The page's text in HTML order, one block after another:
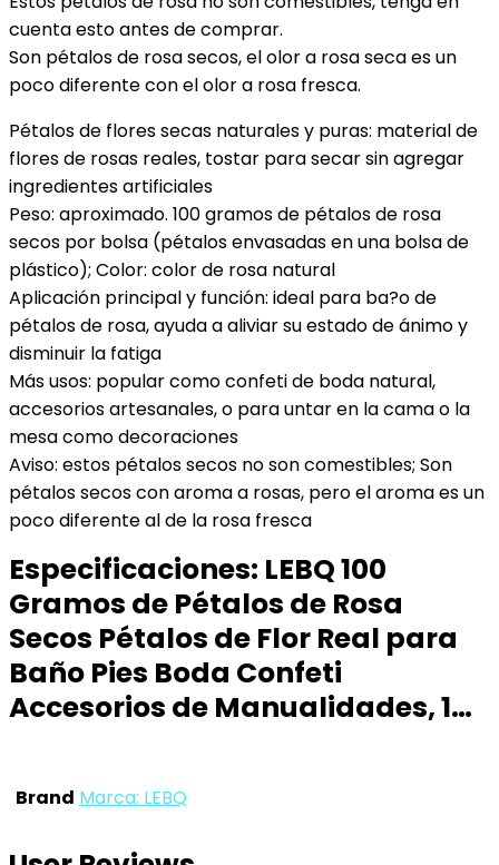
cuenta esto antes de comprar.
Son pétalos de rosa secos, el olor a rosa seca es un
poco diferente con el olor a rosa fresca.
Pétalos de flores secas naturales y puras: material de
flores de rosas reales, tostar para secar sin agregar
ingredientes artificiales
Peso: aproximado. 100 gramos de pétalos de rosa
secos por bolsa (pétalos envasadas en una bolsa de
plástico); Color: color de rosa natural
Aplicación principal y función: ideal para ba?o de
pétalos de rosa, ayuda a aliviar su estado de ánimo y
disminuir la fatiga
Más usos: popular como confeti de boda natural,
accesorios artesanales, o para untar en la cama o la
mesa como decoraciones
Aviso: estos pétalos secos no son comestibles; Son
pétalos secos con aroma a rosas, pero el aroma es un
poco diferente al de la rosa fresca
Especificaciones: LEBQ 100
Gramos de Pétalos de Rosa
Secos Pétalos de Flor Real para
Baño Pies Boda Confeti
Accesorios de Manualidades, 1…
Brand Marca: LEBQ